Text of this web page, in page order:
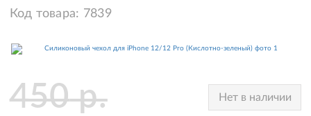
Код товара: 7839
450р. Нет в наличии